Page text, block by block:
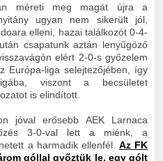
méreti meg magát újra a
ugyan nem sikerült jól,
elleni, hazai találkozót 0-4-
csapatunk aztán lenyűgöző
elért 2-0-s győzelem
Európa-liga selejtezőjében, így
ligába, viszont a becsületet
is elindított.
jóval erősebb AEK Larnaca
3-0-val lett a miénk, a
a harmadik ellenfél. Az FK
góllal győztük le, egy gólt